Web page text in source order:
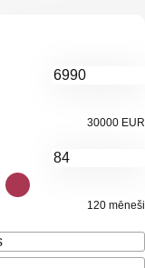
30000 EUR
120 mēneši